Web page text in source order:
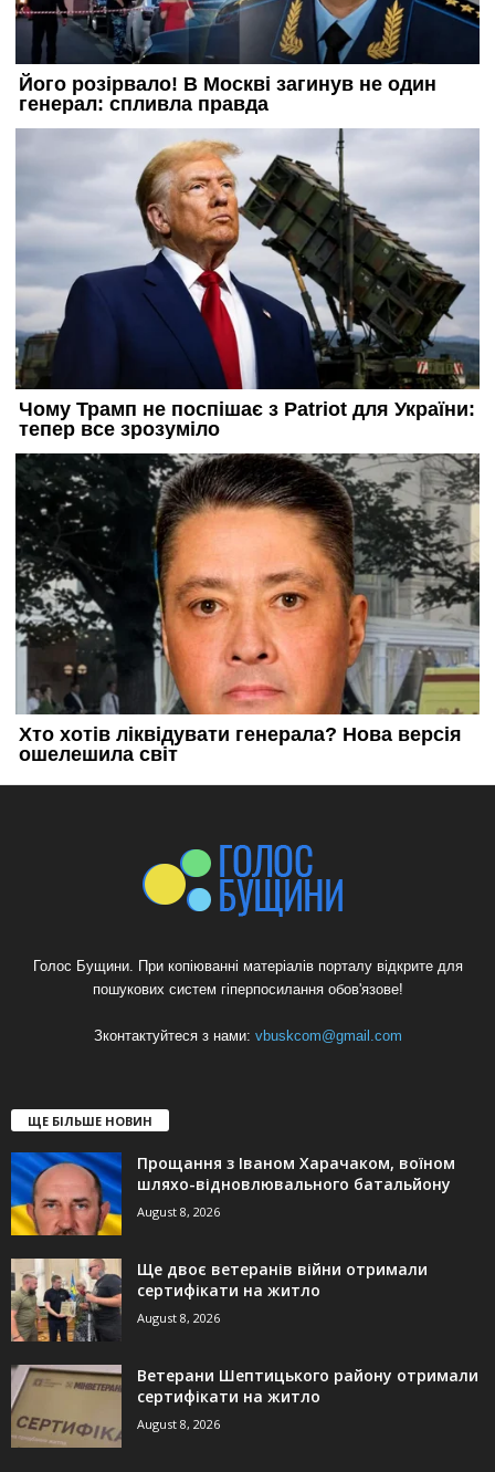
Голос Бущини. При копіюванні матеріалів порталу відкрите для
пошукових систем гіперпосилання обов'язове!
Зконтактуйтеся з нами: vbuskcom@gmail.com
ЩЕ БІЛЬШЕ НОВИН
Прощання з Іваном Харачаком, воїном
шляхо-відновлювального батальйону
August 8, 2026
Ще двоє ветеранів війни отримали
сертифікати на житло
August 8, 2026
Ветерани Шептицького району отримали
сертифікати на житло
August 8, 2026